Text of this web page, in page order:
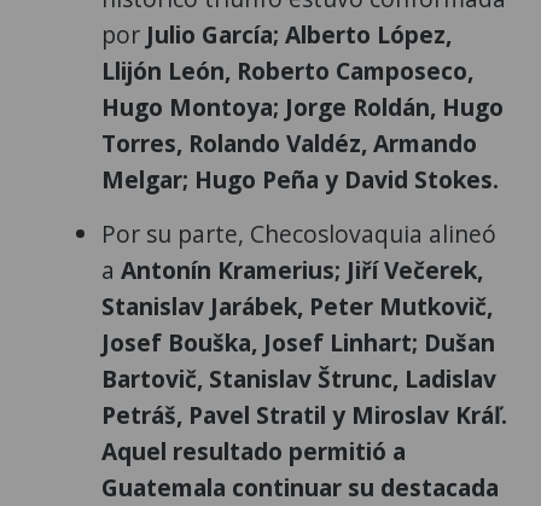
por Julio García; Alberto López,
Llijón León, Roberto Camposeco,
Hugo Montoya; Jorge Roldán, Hugo
Torres, Rolando Valdéz, Armando
Melgar; Hugo Peña y David Stokes.
Por su parte, Checoslovaquia alineó
a Antonín Kramerius; Jiří Večerek,
Stanislav Jarábek, Peter Mutkovič,
Josef Bouška, Josef Linhart; Dušan
Bartovič, Stanislav Štrunc, Ladislav
Petráš, Pavel Stratil y Miroslav Kráľ.
Aquel resultado permitió a
Guatemala continuar su destacada